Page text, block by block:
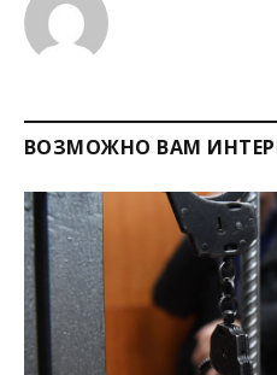
ВОЗМОЖНО ВАМ